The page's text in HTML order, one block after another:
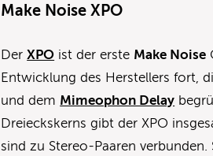
Make Noise XPO
DerXPO ist der erste Make Noise
Entwicklung des Herstellers fort,
und dem Mimeophon Delay
Dreieckskerns gibt der XPO
sind zu Stereo-Paaren